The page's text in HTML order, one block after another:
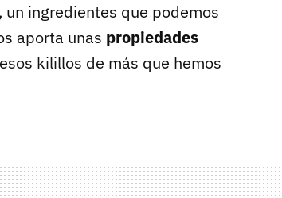
, un ingredientes que podemos
aporta unas propiedades
kilillos de más que hemos